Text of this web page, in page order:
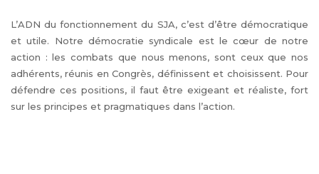
L’ADN du fonctionnement du SJA, c’est d’être démocratique
et utile. Notre démocratie syndicale est le cœur de notre
action : les combats que nous menons, sont ceux que nos
adhérents, réunis en Congrès, définissent et choisissent. Pour
défendre ces positions, il faut être exigeant et réaliste, fort
sur les principes et pragmatiques dans l’action.